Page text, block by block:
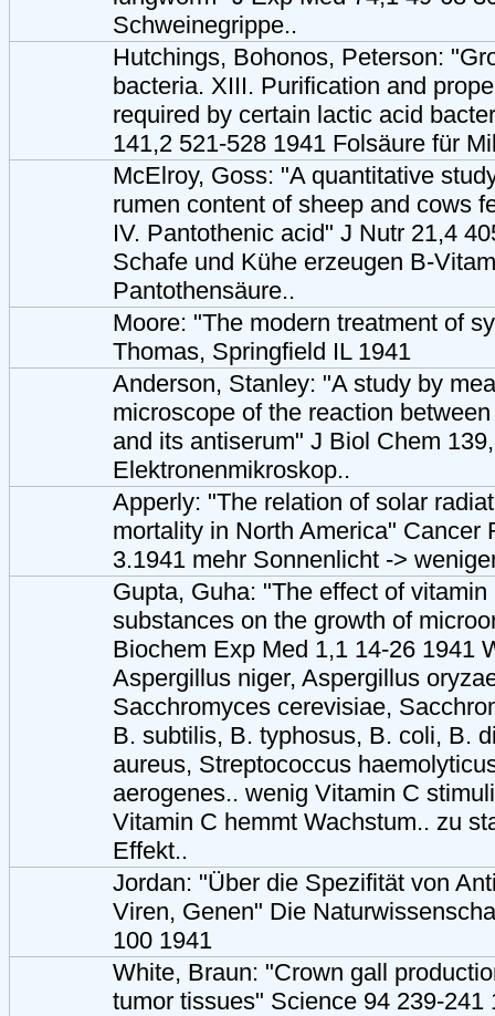
Schweinegrippe..
Hutchings, Bohonos, Peterson:
bacteria. XIII. Purification and
required by certain lactic acid
141,2 521-528 1941 Folsäure für
McElroy, Goss: "A quantitative
rumen content of sheep and cows
IV. Pantothenic acid" J Nutr 21,4
Schafe und Kühe erzeugen B-
Pantothensäure..
Moore: "The modern treatment of
Thomas, Springfield IL 1941
Anderson, Stanley: "A study by
microscope of the reaction
and its antiserum" J Biol Chem
Elektronenmikroskop..
Apperly: "The relation of solar
mortality in North America" Cancer
3.1941 mehr Sonnenlicht ->
Gupta, Guha: "The effect of
substances on the growth of
Biochem Exp Med 1,1 14-26 1941
Aspergillus niger, Aspergillus
Sacchromyces cerevisiae,
B. subtilis, B. typhosus, B. coli, B.
aureus, Streptococcus
aerogenes.. wenig Vitamin C
Vitamin C hemmt Wachstum.. zu
Effekt..
Jordan: "Über die Spezifität von
Viren, Genen" Die
100 1941
White, Braun: "Crown gall
tumor tissues" Science 94 239-241